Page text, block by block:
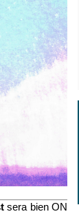
sera bien ON